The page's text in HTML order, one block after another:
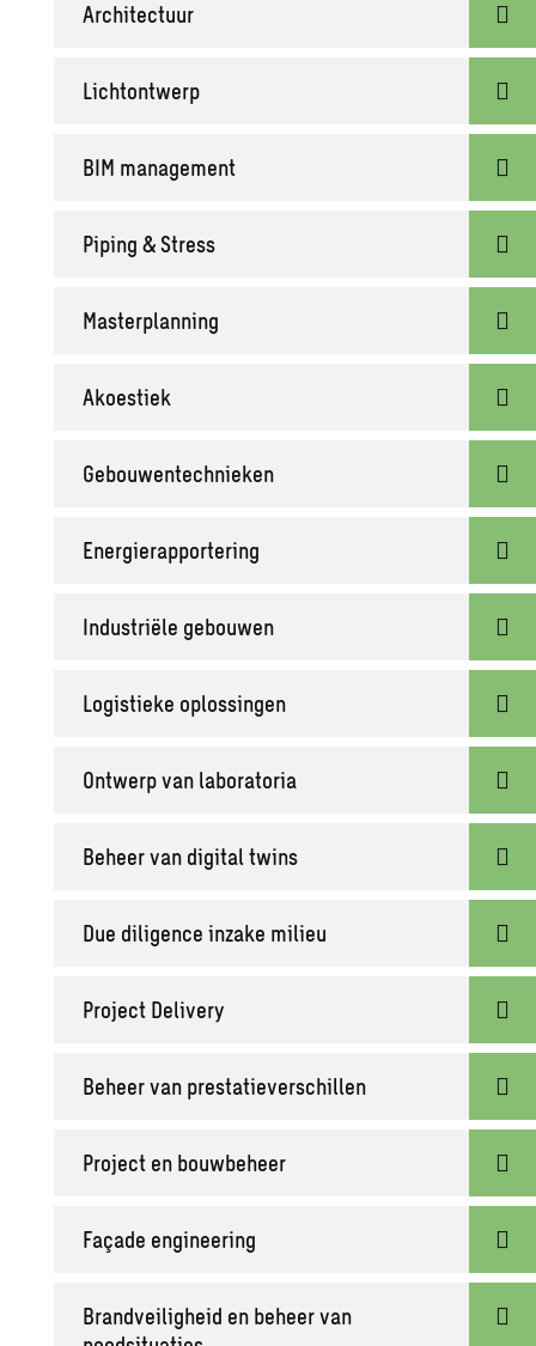
Architectuur
Lichtontwerp
BIM management
Piping & Stress
Masterplanning
Akoestiek
Gebouwentechnieken
Energierapportering
Industriële gebouwen
Logistieke oplossingen
Ontwerp van laboratoria
Beheer van digital twins
Due diligence inzake milieu
Project Delivery
Beheer van prestatieverschillen
Project en bouwbeheer
Façade engineering
Brandveiligheid en beheer van